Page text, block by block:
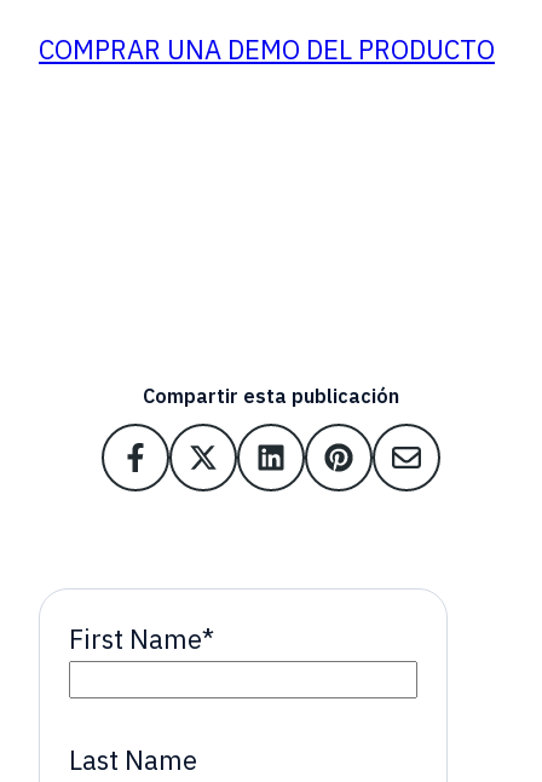
COMPRAR UNA DEMO DEL PRODUCTO
Compartir esta publicación
First Name*
Last Name